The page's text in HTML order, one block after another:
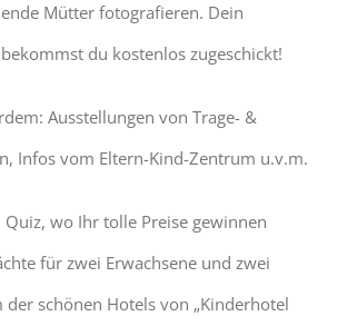
Mütter fotografieren. Dein
du kostenlos zugeschickt!
Ausstellungen von Trage- &
Infos vom Eltern-Kind-Zentrum u.v.m.
Quiz, wo Ihr tolle Preise gewinnen
für zwei Erwachsene und zwei
der schönen Hotels von „Kinderhotel